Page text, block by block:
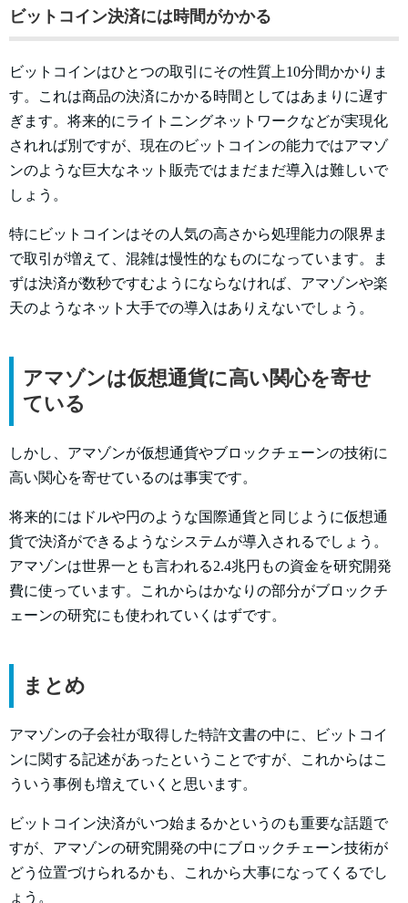
ビットコイン決済には時間がかかる
ビットコインはひとつの取引にその性質上10分間かかりま
す。これは商品の決済にかかる時間としてはあまりに遅す
ぎます。将来的にライトニングネットワークなどが実現化
されれば別ですが、現在のビットコインの能力ではアマゾ
ンのような巨大なネット販売ではまだまだ導入は難しいで
しょう。
特にビットコインはその人気の高さから処理能力の限界ま
で取引が増えて、混雑は慢性的なものになっています。ま
ずは決済が数秒ですむようにならなければ、アマゾンや楽
天のようなネット大手での導入はありえないでしょう。
アマゾンは仮想通貨に高い関心を寄せ
ている
しかし、アマゾンが仮想通貨やブロックチェーンの技術に
高い関心を寄せているのは事実です。
将来的にはドルや円のような国際通貨と同じように仮想通
貨で決済ができるようなシステムが導入されるでしょう。
アマゾンは世界一とも言われる2.4兆円もの資金を研究開発
費に使っています。これからはかなりの部分がブロックチ
ェーンの研究にも使われていくはずです。
まとめ
アマゾンの子会社が取得した特許文書の中に、ビットコイ
ンに関する記述があったということですが、これからはこ
ういう事例も増えていくと思います。
ビットコイン決済がいつ始まるかというのも重要な話題で
すが、アマゾンの研究開発の中にブロックチェーン技術が
どう位置づけられるかも、これから大事になってくるでし
ょう。